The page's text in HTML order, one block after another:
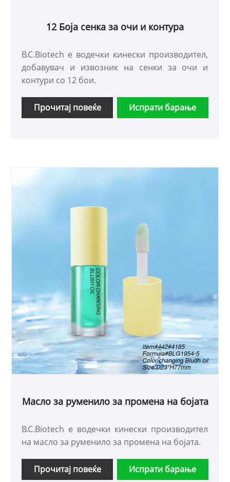
12 Боја сенка за очи и контура
B.C.Biotech е водечки кинески производител,
добавувач и извозник на сенки за очи и
контури со 12 бои.
Прочитај повеќе Испрати барање
Масло за руменило за промена на бојата
B.C.Biotech е водечки кинески производител
на масло за руменило за промена на бојата.
Прочитај повеќе Испрати барање